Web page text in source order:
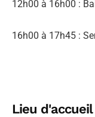
12h00 à 16h00 :
16h00 à 17h45 :
Lieu d'accueil